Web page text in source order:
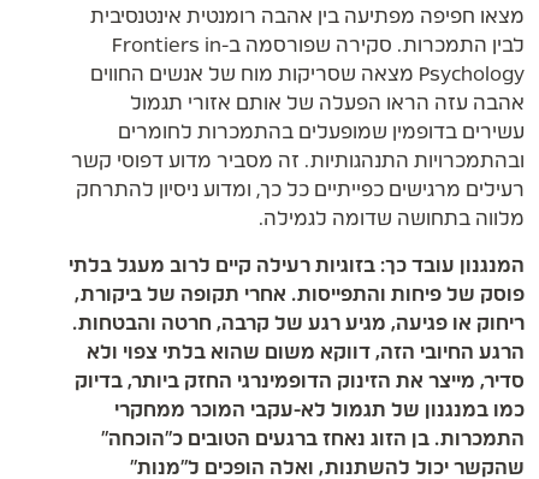
מצאו חפיפה מפתיעה בין אהבה רומנטית אינטנסיבית
לבין התמכרות. סקירה שפורסמה ב-Frontiers in
Psychology מצאה שסריקות מוח של אנשים החווים
אהבה עזה הראו הפעלה של אותם אזורי תגמול
עשירים בדופמין שמופעלים בהתמכרות לחומרים
ובהתמכרויות התנהגותיות. זה מסביר מדוע דפוסי קשר
רעילים מרגישים כפייתיים כל כך, ומדוע ניסיון להתרחק
מלווה בתחושה שדומה לגמילה.
המנגנון עובד כך: בזוגיות רעילה קיים לרוב מעגל בלתי
פוסק של פיחות והתפייסות. אחרי תקופה של ביקורת,
ריחוק או פגיעה, מגיע רגע של קרבה, חרטה והבטחות.
הרגע החיובי הזה, דווקא משום שהוא בלתי צפוי ולא
סדיר, מייצר את הזינוק הדופמינרגי החזק ביותר, בדיוק
כמו במנגנון של תגמול לא-עקבי המוכר ממחקרי
התמכרות. בן הזוג נאחז ברגעים הטובים כ"הוכחה"
שהקשר יכול להשתנות, ואלה הופכים ל"מנות"